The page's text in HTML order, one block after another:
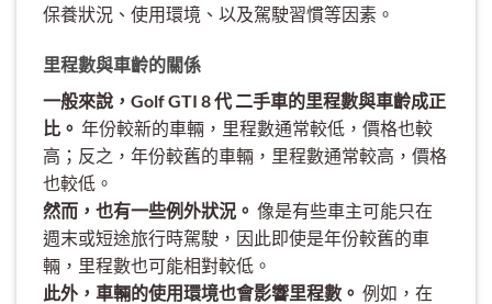
保養狀況、使用環境、以及駕駛習慣等因素。
里程數與車齡的關係
一般來說，Golf GTI 8 代 二手車的里程數與車齡成正
比。 年份較新的車輛，里程數通常較低，價格也較
高；反之，年份較舊的車輛，里程數通常較高，價格
也較低。
然而，也有一些例外狀況。 像是有些車主可能只在
週末或短途旅行時駕駛，因此即使是年份較舊的車
輛，里程數也可能相對較低。
此外，車輛的使用環境也會影響里程數。 例如，在